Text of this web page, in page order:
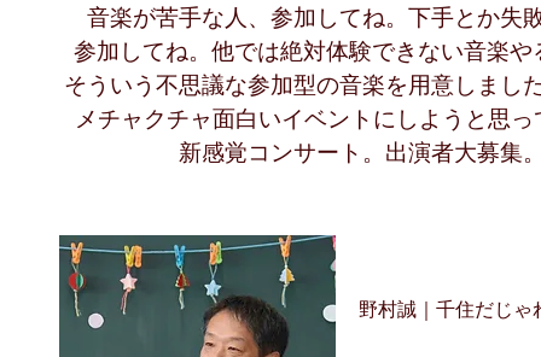
音楽が苦手な人、参加してね。下手とか失
参加してね。他では絶対体験できない音楽
そういう不思議な参加型の音楽を用意しま
メチャクチャ面白いイベントにしようと思
新感覚コンサート。出演者大募集
野村誠｜千住だじ